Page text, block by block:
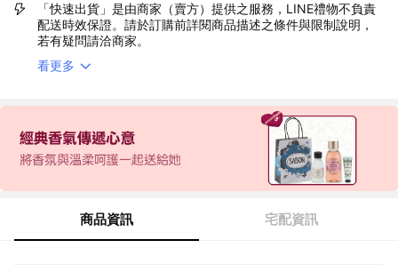
「快速出貨」是由商家（賣方）提供之服務，LINE禮物不負責
配送時效保證。請於訂購前詳閱商品描述之條件與限制說明，
若有疑問請洽商家。
看更多
商品資訊 宅配資訊